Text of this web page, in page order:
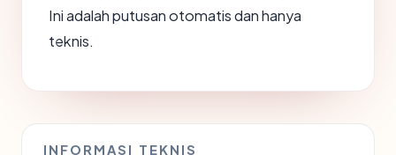
Ini adalah putusan otomatis dan hanya
teknis.
INFORMASI TEKNIS